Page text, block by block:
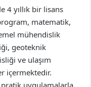
4 yıllık bir lisans
matematik,
mühendislik
geoteknik
ve ulaşım
içermektedir.
pratik uygulamalarla